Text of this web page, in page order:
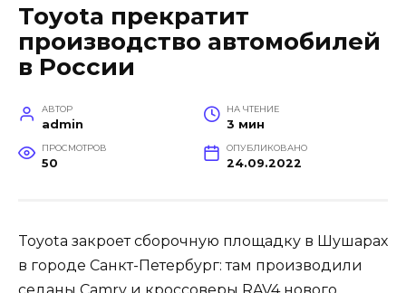
Toyota прекратит
производство автомобилей
в России
АВТОР
admin
НА ЧТЕНИЕ
3 мин
ПРОСМОТРОВ
50
ОПУБЛИКОВАНО
24.09.2022
Toyota закроет сборочную площадку в Шушарах
в городе Санкт-Петербург: там производили